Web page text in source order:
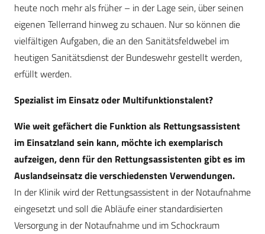
heute noch mehr als früher – in der Lage sein, über seinen
eigenen Tellerrand hinweg zu schauen. Nur so können die
vielfältigen Aufgaben, die an den Sanitätsfeldwebel im
heutigen Sanitätsdienst der Bundeswehr gestellt werden,
erfüllt werden.
Spezialist im Einsatz oder Multifunktionstalent?
Wie weit gefächert die Funktion als Rettungsassistent
im Einsatzland sein kann, möchte ich exemplarisch
aufzeigen, denn für den Rettungsassistenten gibt es im
Auslandseinsatz die verschiedensten Verwendungen.
In der Klinik wird der Rettungsassistent in der Notaufnahme
eingesetzt und soll die Abläufe einer standardisierten
Versorgung in der Notaufnahme und im Schockraum